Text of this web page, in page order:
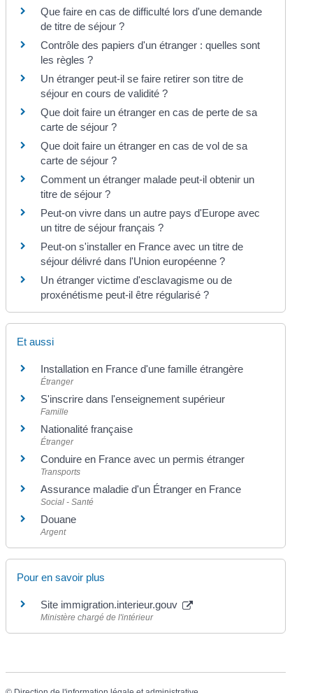
Que faire en cas de difficulté lors d'une demande
de titre de séjour ?
Contrôle des papiers d'un étranger : quelles sont
les règles ?
Un étranger peut-il se faire retirer son titre de
séjour en cours de validité ?
Que doit faire un étranger en cas de perte de sa
carte de séjour ?
Que doit faire un étranger en cas de vol de sa
carte de séjour ?
Comment un étranger malade peut-il obtenir un
titre de séjour ?
Peut-on vivre dans un autre pays d'Europe avec
un titre de séjour français ?
Peut-on s'installer en France avec un titre de
séjour délivré dans l'Union européenne ?
Un étranger victime d'esclavagisme ou de
proxénétisme peut-il être régularisé ?
Et aussi
Installation en France d'une famille étrangère
Étranger
S'inscrire dans l'enseignement supérieur
Famille
Nationalité française
Étranger
Conduire en France avec un permis étranger
Transports
Assurance maladie d'un Étranger en France
Social - Santé
Douane
Argent
Pour en savoir plus
Site immigration.interieur.gouv
Ministère chargé de l'intérieur